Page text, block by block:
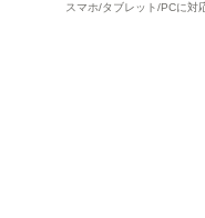
スマホ/タブレット/PCに対